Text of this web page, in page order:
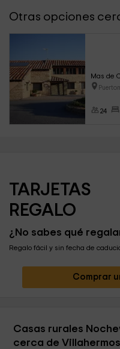
Otras opciones
Mas de
24
TARJETAS
REGALO
¿No sabes qué
Regalo fácil y sin fecha de
Comprar
Casas rurales
cerca de